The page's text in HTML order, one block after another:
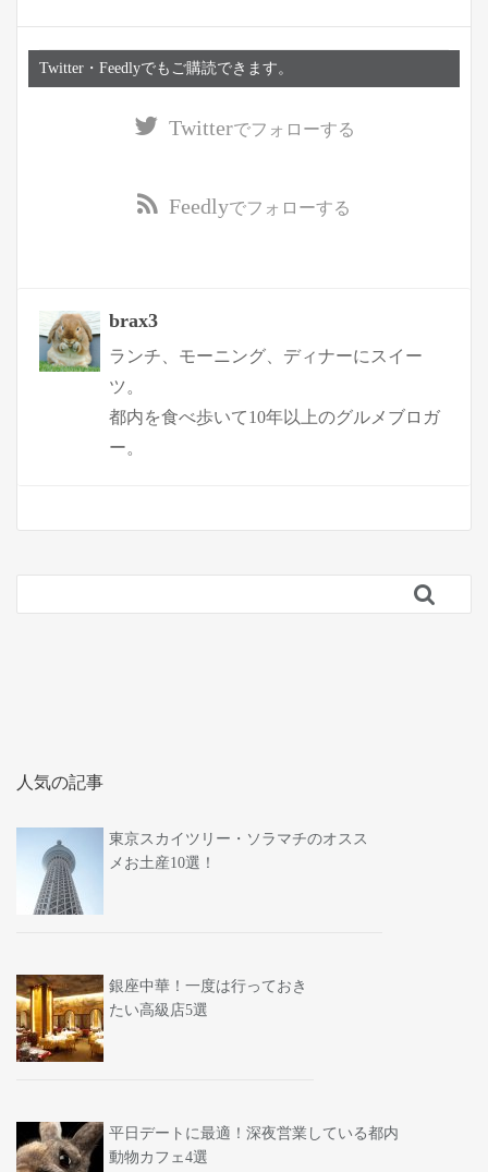
Twitter・Feedlyでもご購読できます。
Twitterでフォローする
Feedlyでフォローする
brax3
ランチ、モーニング、ディナーにスイー
ツ。
都内を食べ歩いて10年以上のグルメブロガ
ー。

人気の記事
東京スカイツリー・ソラマチのオスス
メお土産10選！
銀座中華！一度は行っておき
たい高級店5選
平日デートに最適！深夜営業している都内
動物カフェ4選